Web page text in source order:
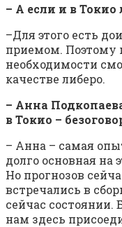
– А если и в
–Для этого есть
приемом. Поэтому
необходимости
качестве либеро.
– Анна
в Токио –
– Анна – самая
долго основная на
Но прогнозов
встречались в
сейчас состоянии.
нам здесь